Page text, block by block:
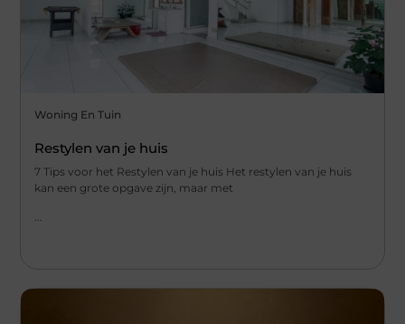
Woning En Tuin
Restylen van je huis
7 Tips voor het Restylen van je huis Het restylen van je huis
kan een grote opgave zijn, maar met
...